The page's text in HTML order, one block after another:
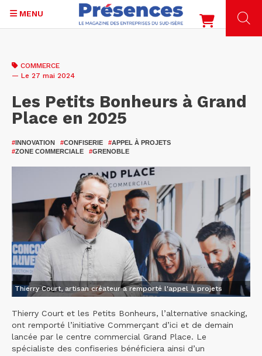
contenu
MENU
COMMERCE
— Le 27 mai 2024
Les Petits Bonheurs à Grand
Place en 2025
#INNOVATION #CONFISERIE #APPEL À PROJETS
#ZONE COMMERCIALE #GRENOBLE
Thierry Court, artisan créateur a remporté l'appel à projets
Thierry Court et les Petits Bonheurs, l’alternative snacking,
ont remporté l’initiative Commerçant d’ici et de demain
lancée par le centre commercial Grand Place. Le
spécialiste des confiseries bénéficiera ainsi d’un